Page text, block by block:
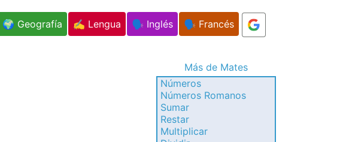
🌍 Geografía ✍️ Lengua 🗣️ Inglés 🗣️ Francés
Más de Mates
Números
Números Romanos
Sumar
Restar
Multiplicar